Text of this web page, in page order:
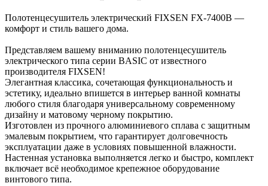
Полотенцесушитель электрический FIXSEN FX-7400B —
комфорт и стиль вашего дома.
Представляем вашему вниманию полотенцесушитель
электрического типа серии BASIC от известного
производителя FIXSEN!
Элегантная классика, сочетающая функциональность и
эстетику, идеально впишется в интерьер ванной комнаты
любого стиля благодаря универсальному современному
дизайну и матовому черному покрытию.
Изготовлен из прочного алюминиевого сплава с защитным
эмалевым покрытием, что гарантирует долговечность
эксплуатации даже в условиях повышенной влажности.
Настенная установка выполняется легко и быстро, комплект
включает всё необходимое крепежное оборудование
винтового типа.